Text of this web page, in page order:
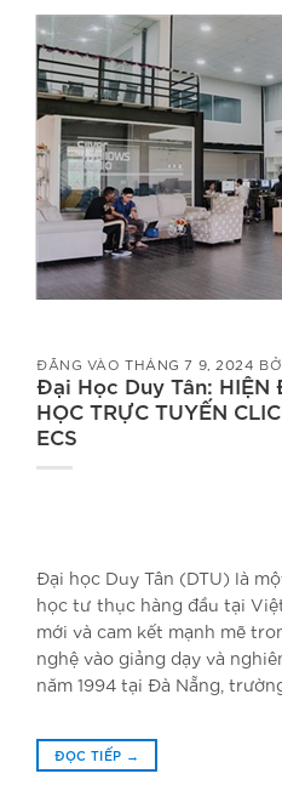
ĐĂNG VÀOTHÁNG 7 9, 2024
Đại Học Duy Tân: HIỆN
HỌC TRỰC TUYẾN
ECS
Đại học Duy Tân (DTU) là
học tư thục hàng đầu tại
mới và cam kết mạnh mẽ
nghệ vào giảng dạy và
năm 1994 tại Đà Nẵng,
ĐỌC TIẾP →